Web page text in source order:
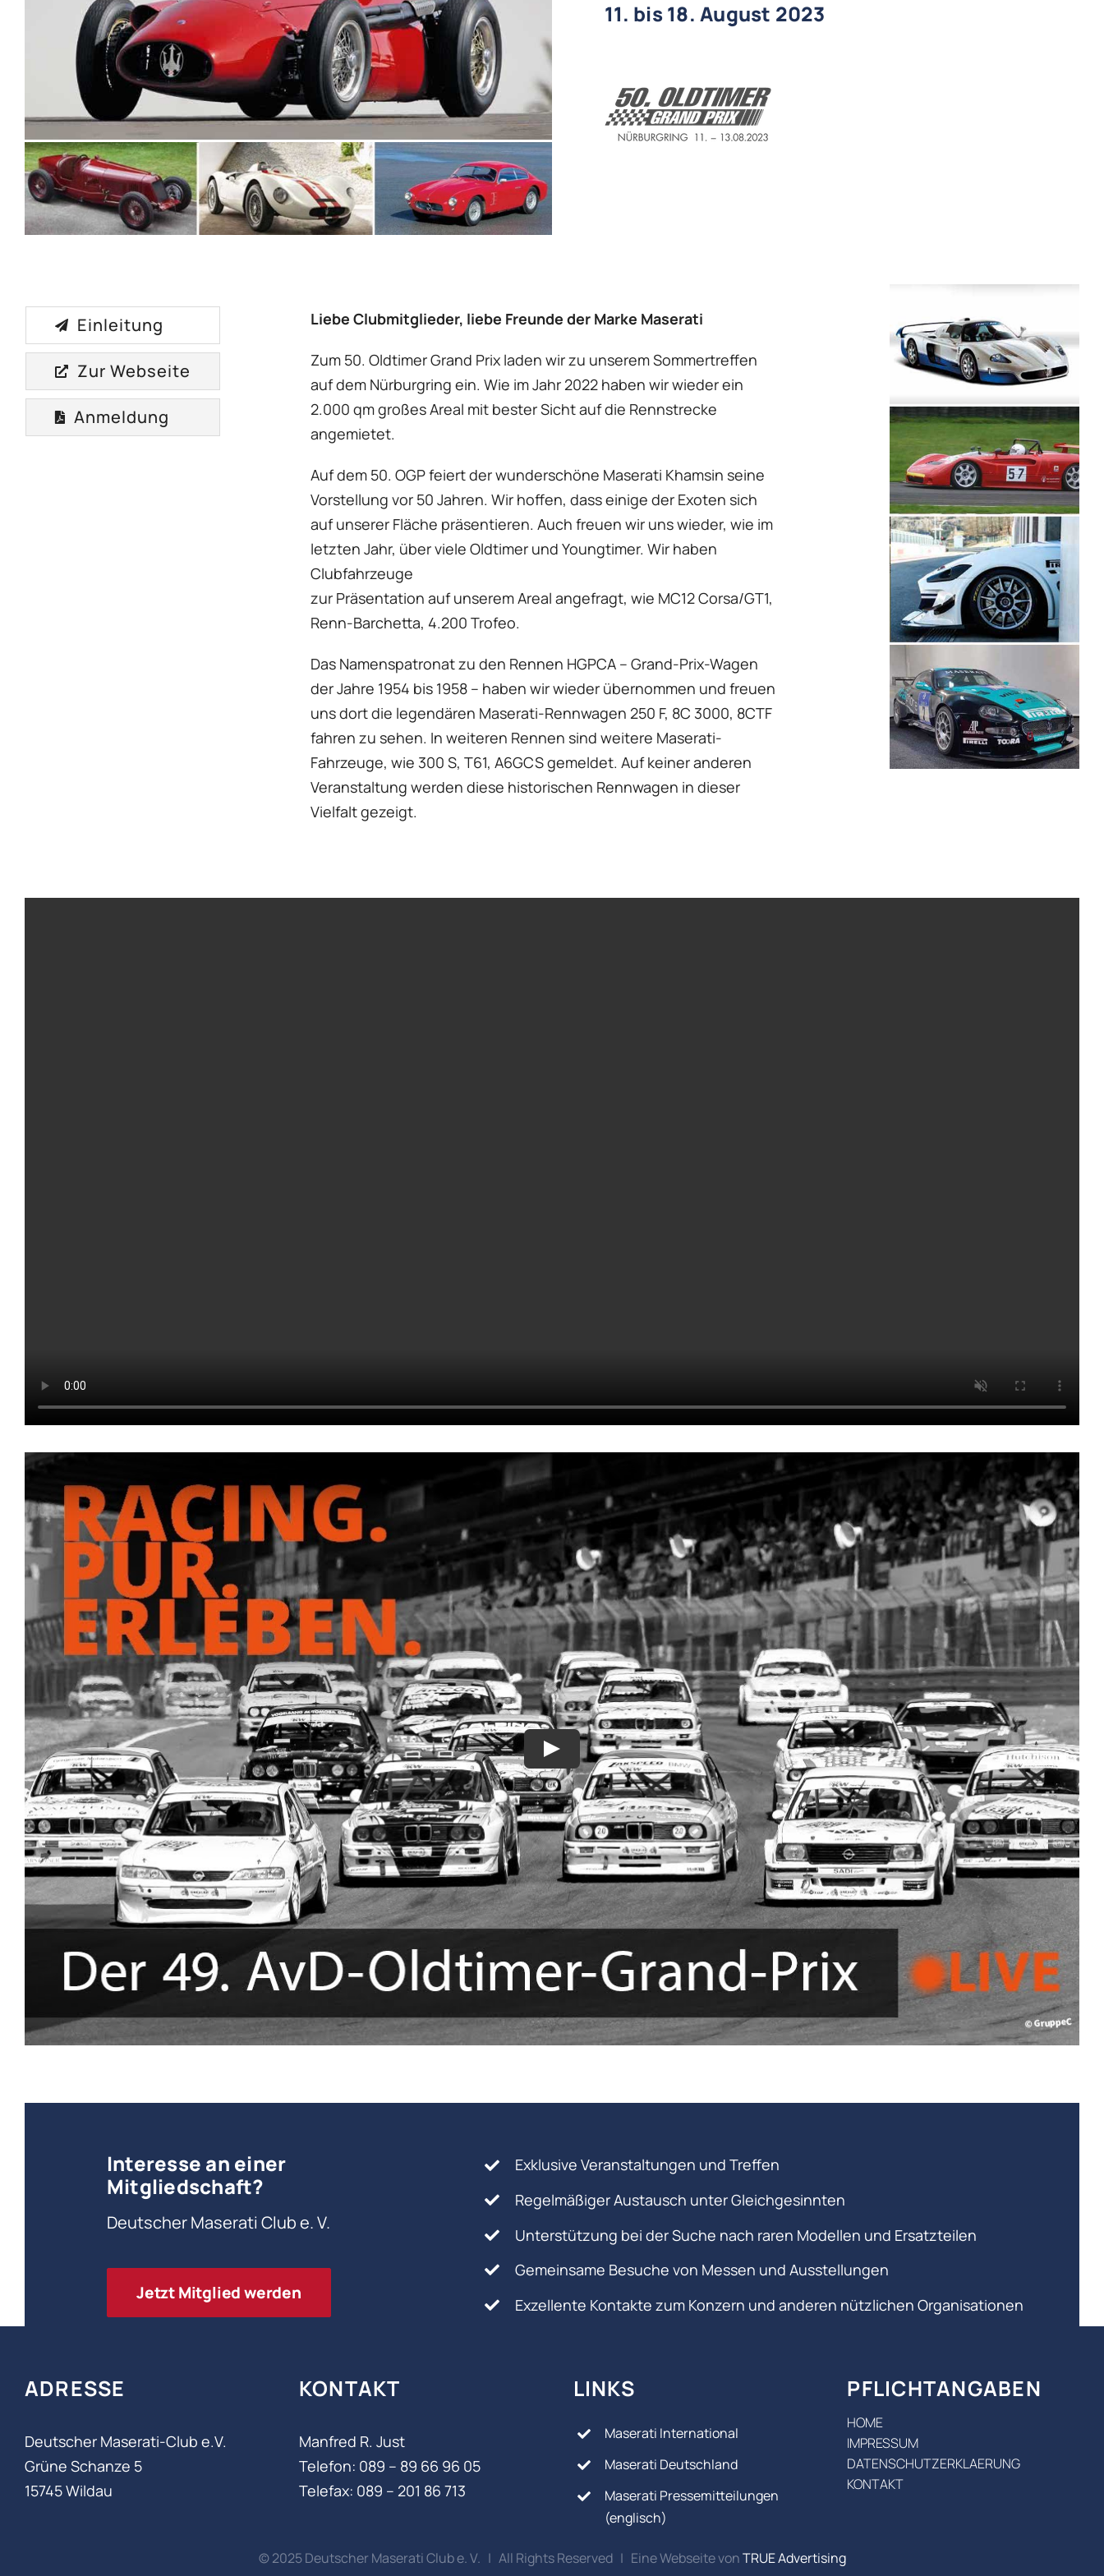
11. bis 18. August 2023
Einleitung
Zur Webseite
Anmeldung
Liebe Clubmitglieder, liebe Freunde der Marke Maserati
Zum 50. Oldtimer Grand Prix laden wir zu unserem Sommertreffen
auf dem Nürburgring ein. Wie im Jahr 2022 haben wir wieder ein
2.000 qm großes Areal mit bester Sicht auf die Rennstrecke
angemietet.
Auf dem 50. OGP feiert der wunderschöne Maserati Khamsin seine
Vorstellung vor 50 Jahren. Wir hoffen, dass einige der Exoten sich
auf unserer Fläche präsentieren. Auch freuen wir uns wieder, wie im
letzten Jahr, über viele Oldtimer und Youngtimer. Wir haben
Clubfahrzeuge
zur Präsentation auf unserem Areal angefragt, wie MC12 Corsa/GT1,
Renn-Barchetta, 4.200 Trofeo.
Das Namenspatronat zu den Rennen HGPCA – Grand-Prix-Wagen
der Jahre 1954 bis 1958 – haben wir wieder übernommen und freuen
uns dort die legendären Maserati-Rennwagen 250 F, 8C 3000, 8CTF
fahren zu sehen. In weiteren Rennen sind weitere Maserati-
Fahrzeuge, wie 300 S, T61, A6GCS gemeldet. Auf keiner anderen
Veranstaltung werden diese historischen Rennwagen in dieser
Vielfalt gezeigt.
Interesse an einer
Mitgliedschaft?
Deutscher Maserati Club e. V.
Jetzt Mitglied werden
Exklusive Veranstaltungen und Treffen
Regelmäßiger Austausch unter Gleichgesinnten
Unterstützung bei der Suche nach raren Modellen und Ersatzteilen
Gemeinsame Besuche von Messen und Ausstellungen
Exzellente Kontakte zum Konzern und anderen nützlichen Organisationen
ADRESSE
Deutscher Maserati-Club e.V.
Grüne Schanze 5
15745 Wildau
KONTAKT
Manfred R. Just
Telefon: 089 – 89 66 96 05‬
Telefax: 089 – 201 86 713
LINKS
Maserati International
Maserati Deutschland
Maserati Pressemitteilungen
(englisch)
PFLICHTANGABEN
HOME
IMPRESSUM
DATENSCHUTZERKLAERUNG
KONTAKT
© 2025 Deutscher Maserati Club e. V. | All Rights Reserved | Eine Webseite vonTRUE Advertising